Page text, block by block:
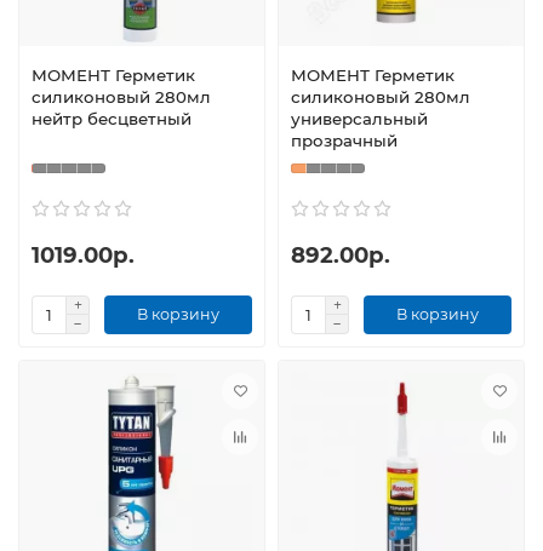
МОМЕНТ Герметик
силиконовый 280мл
нейтр бесцветный
1019.00р.
В корзину
МОМЕНТ Герметик
силиконовый 280мл
универсальный
прозрачный
892.00р.
В корзину